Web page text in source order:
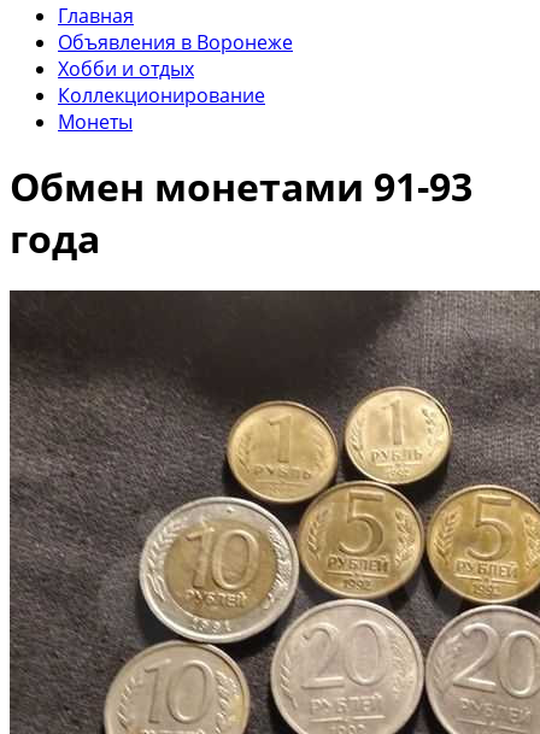
Главная
Объявления в Воронеже
Хобби и отдых
Коллекционирование
Монеты
Обмен монетами 91-93
года